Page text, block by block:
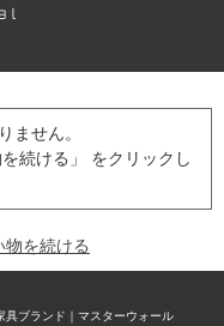
ません。
続ける」 をクリックし
物を続ける
具ブランド｜マスターウォール